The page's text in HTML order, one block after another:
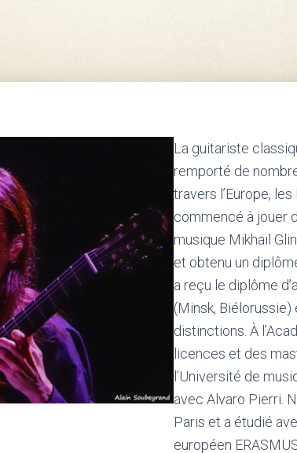
La guitariste
remporté de
travers l’Europe,
commencé à jouer
musique Mikhaïl
et obtenu un
a reçu le diplôme
(Minsk,
distinctions. À
licences et des
l’Université de
avec Alvaro Pierri.
Paris et a étudié
européen